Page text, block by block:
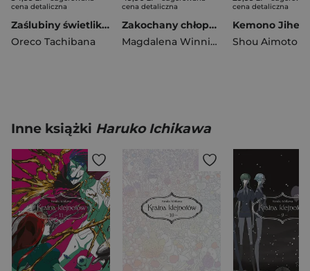
cena detaliczna
Zaślubiny świetlików. Tom 5
Oreco Tachibana
cena detaliczna
Zakochany chłopak od trzech atlasów
Magdalena Winnicka
cena detaliczna
Shou Aimoto
Inne książki Haruko Ichikawa